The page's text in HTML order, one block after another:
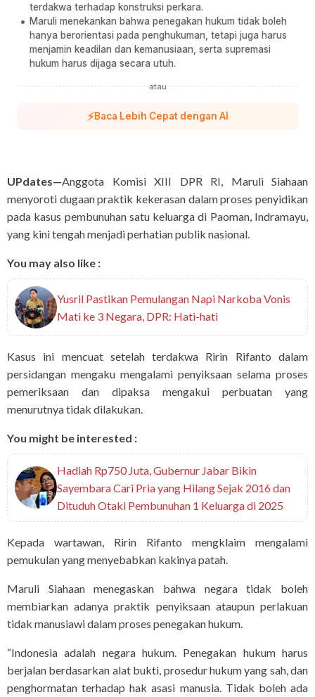
terdakwa terhadap konstruksi perkara.
Maruli menekankan bahwa penegakan hukum tidak boleh
hanya berorientasi pada penghukuman, tetapi juga harus
menjamin keadilan dan kemanusiaan, serta supremasi
hukum harus dijaga secara utuh.
atau
⚡Baca Lebih Cepat dengan AI
UPdates—Anggota Komisi XIII DPR RI, Maruli Siahaan
menyoroti dugaan praktik kekerasan dalam proses penyidikan
pada kasus pembunuhan satu keluarga di Paoman, Indramayu,
yang kini tengah menjadi perhatian publik nasional.
You may also like :
Yusril Pastikan Pemulangan Napi Narkoba Vonis
Mati ke 3 Negara, DPR: Hati-hati
Kasus ini mencuat setelah terdakwa Ririn Rifanto dalam
persidangan mengaku mengalami penyiksaan selama proses
pemeriksaan dan dipaksa mengakui perbuatan yang
menurutnya tidak dilakukan.
You might be interested :
Hadiah Rp750 Juta, Gubernur Jabar Bikin
Sayembara Cari Pria yang Hilang Sejak 2016 dan
Dituduh Otaki Pembunuhan 1 Keluarga di 2025
Kepada wartawan, Ririn Rifanto mengklaim mengalami
pemukulan yang menyebabkan kakinya patah.
Maruli Siahaan menegaskan bahwa negara tidak boleh
membiarkan adanya praktik penyiksaan ataupun perlakuan
tidak manusiawi dalam proses penegakan hukum.
“Indonesia adalah negara hukum. Penegakan hukum harus
berjalan berdasarkan alat bukti, prosedur hukum yang sah, dan
penghormatan terhadap hak asasi manusia. Tidak boleh ada